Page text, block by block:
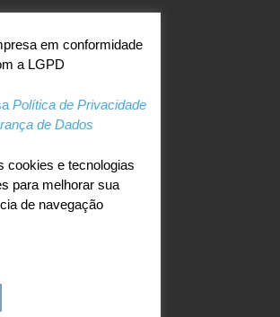
- São José do
em conformidade
a LGPD
Política de Privacidade
de Dados
cookies e tecnologias
para melhorar sua
de navegação